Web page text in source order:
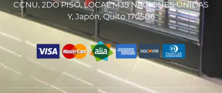
CCNU, 2DO PISO, LOCAL M35 NACIONES UNIDAS
Y, Japón, Quito 170506